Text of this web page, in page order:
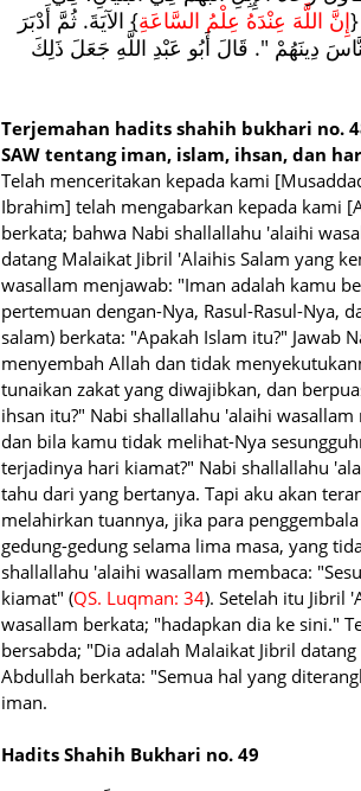
‏إِنَّ اللَّهَ عِنْدَهُ عِلْمُ السَّاعَةِ‏}‏ الآيَةَ‏.‏ ثُمَّ أَدْبَرَ
دِينَهُمْ ‏"‏‏.‏ قَالَ أَبُو عَبْدِ اللَّهِ جَعَلَ ذَلِكَ
Terjemahan hadits shahih bukhari no.
SAW tentang iman, islam, ihsan, dan
Telah menceritakan kepada kami
Ibrahim] telah mengabarkan kepada kami
berkata; bahwa Nabi shallallahu 'alaihi
datang Malaikat Jibril 'Alaihis Salam yang
wasallam menjawab: "Iman adalah kamu
pertemuan dengan-Nya, Rasul-Rasul-Nya,
salam) berkata: "Apakah Islam itu?" Jawab
menyembah Allah dan tidak
tunaikan zakat yang diwajibkan, dan
ihsan itu?" Nabi shallallahu 'alaihi
dan bila kamu tidak melihat-Nya
terjadinya hari kiamat?" Nabi shallallahu
tahu dari yang bertanya. Tapi aku akan
melahirkan tuannya, jika para
gedung-gedung selama lima masa, yang
shallallahu 'alaihi wasallam membaca:
kiamat" (QS. Luqman: 34). Setelah itu Jibril
wasallam berkata; "hadapkan dia ke sini."
bersabda; "Dia adalah Malaikat Jibril
Abdullah berkata: "Semua hal yang
iman.
Hadits Shahih Bukhari no. 49